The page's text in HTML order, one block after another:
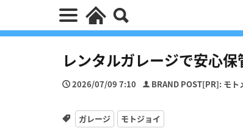
レンタルガレージで安心
2026/07/09 7:10 BRAND POST[PR]: モト
ガレージ モトジョイ